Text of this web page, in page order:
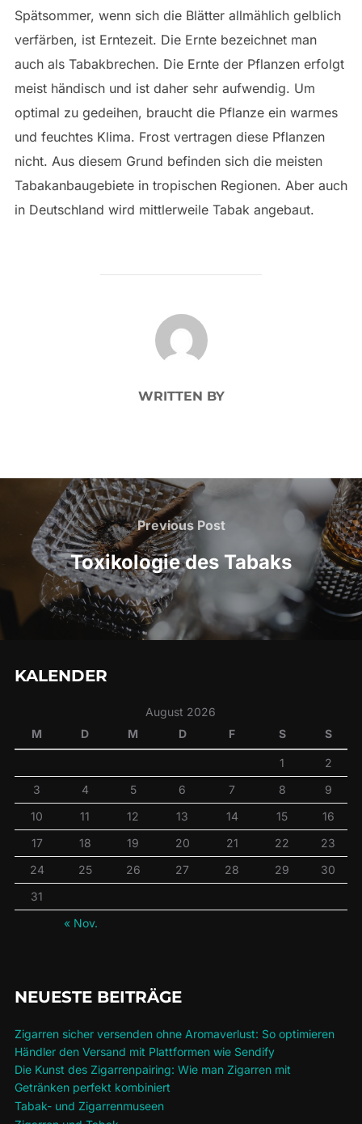
Spätsommer, wenn sich die Blätter allmählich gelblich
verfärben, ist Erntezeit. Die Ernte bezeichnet man
auch als Tabakbrechen. Die Ernte der Pflanzen erfolgt
meist händisch und ist daher sehr aufwendig. Um
optimal zu gedeihen, braucht die Pflanze ein warmes
und feuchtes Klima. Frost vertragen diese Pflanzen
nicht. Aus diesem Grund befinden sich die meisten
Tabakanbaugebiete in tropischen Regionen. Aber auch
in Deutschland wird mittlerweile Tabak angebaut.
POST AUTHOR
WRITTEN BY
Beitragsnavigation
Previous
Post
Previous Post
Toxikologie des Tabaks
KALENDER
August 2026
M
D M D F S S
1
2
3
4 5 6 7 8
9
10
11 12 13 14 15
16
17
18 19 20 21 22
23
24
25 26 27 28 29
30
31
« Nov.
NEUESTE BEITRÄGE
Zigarren sicher versenden ohne Aromaverlust: So optimieren
Händler den Versand mit Plattformen wie Sendify
Die Kunst des Zigarrenpairing: Wie man Zigarren mit
Getränken perfekt kombiniert
Tabak- und Zigarrenmuseen